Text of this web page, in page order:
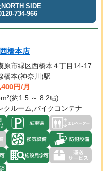
SIDE
734-966
橋本店
原市緑区西橋本４丁目14-17
橋本(神奈川)駅
円/月
約1.5 ～ 8.2帖)
クルーム,バイクコンテナ